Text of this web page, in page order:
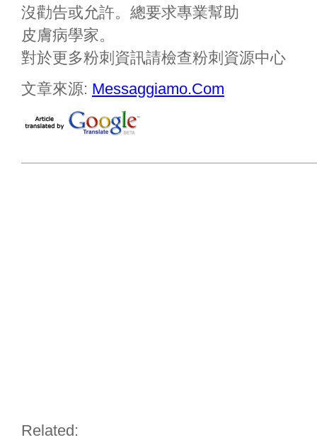
沒勸告或允許。總要求專業幫助
皮膚病學家。
對於更多粉刺資訊請檢查粉刺資源中心
文章來源: Messaggiamo.Com
Related: